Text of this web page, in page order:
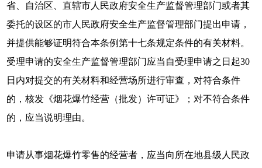
省、自治区、直辖市人民政府安全生产监督管理部门或者其
委托的设区的市人民政府安全生产监督管理部门提出申请，
并提供能够证明符合本条例第十七条规定条件的有关材料。
受理申请的安全生产监督管理部门应当自受理申请之日起30
日内对提交的有关材料和经营场所进行审查，对符合条件
的，核发《烟花爆竹经营（批发）许可证》；对不符合条件
的，应当说明理由。
申请从事烟花爆竹零售的经营者，应当向所在地县级人民政